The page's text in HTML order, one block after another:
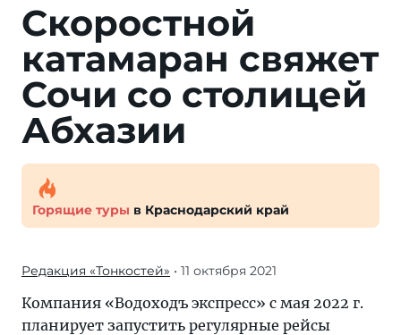
Скоростной
катамаран свяжет
Сочи со столицей
Абхазии
Горящие туры в Краснодарский край
Редакция «Тонкостей» • 11 октября 2021
Компания «Водоходъ экспресс» с мая 2022 г.
планирует запустить регулярные рейсы